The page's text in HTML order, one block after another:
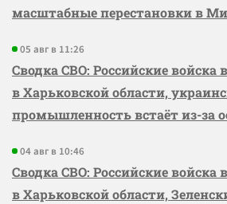
масштабные перестановки в
05 авг в 11:26
Сводка СВО: Российские войска
в Харьковской области,
промышленность встаёт из-за
04 авг в 10:46
Сводка СВО: Российские войска
в Харьковской области,